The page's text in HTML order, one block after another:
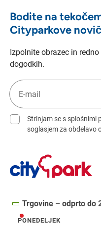
Bodite na
Cityparkove
Izpolnite obrazec in
dogodkih.
Strinjam se s splošnimi
soglasjem za obdelavo
Trgovine – odprto do
ponedeljek
PONEDELJEK